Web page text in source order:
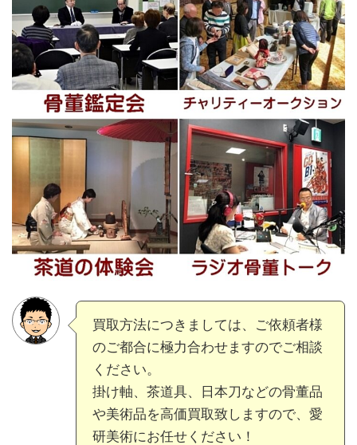
買取方法につきましては、ご依頼者様
のご都合に極力合わせますのでご相談
ください。
掛け軸、茶道具、日本刀などの骨董品
や美術品を高価買取致しますので、愛
研美術にお任せください！